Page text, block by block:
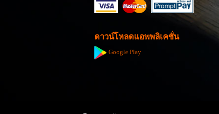
ดาวน์โหลดแอพพลิเคชั่น
Google Play